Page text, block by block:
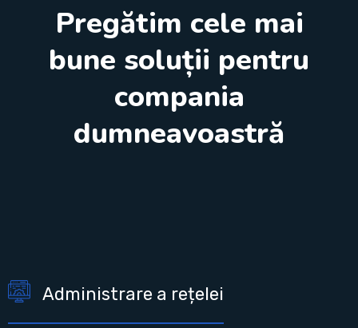
Pregătim cele mai
bune soluții pentru
compania
dumneavoastră
Administrare a rețelei